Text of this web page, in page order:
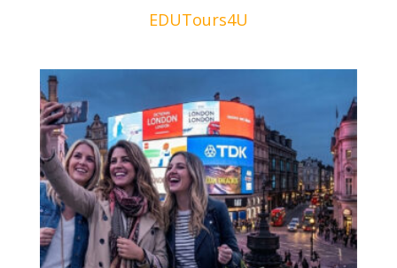
EDUTours4U